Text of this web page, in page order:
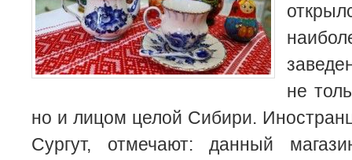
не
но и лицом целой Сибири.
Сургут, отмечают: данный